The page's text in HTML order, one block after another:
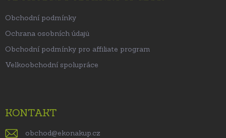
Obchodní podmínky
Ochrana osobních údajů
Obchodní podmínky pro affiliate program
Velkoobchodní spolupráce
KONTAKT
obchod@ekonakup.cz